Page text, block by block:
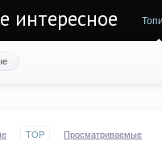
интересное
TOP Просматриваемые